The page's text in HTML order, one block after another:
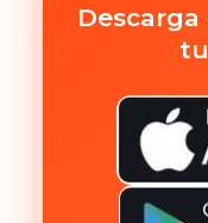
Descarga